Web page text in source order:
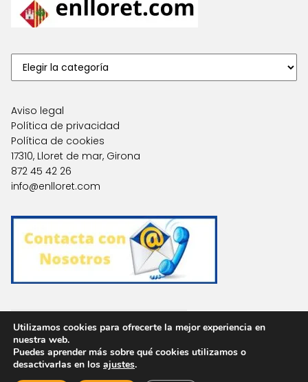
Aviso legal
Política de privacidad
Política de cookies
17310, Lloret de mar, Girona
872 45 42 26
info@enlloret.com
Agencias en Otras Localidades
Utilizamos cookies para ofrecerte la mejor experiencia en
nuestra web.
Puedes aprender más sobre qué cookies utilizamos o
desactivarlas en los ajustes.
Optimized by Seraphinite Accelerator
Turns on site high speed to be attractive for people and search engines.